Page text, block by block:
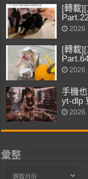
[轉載
2026
[轉載
2026
手機
yt-dlp
2026
彙整
彙